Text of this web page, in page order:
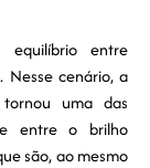
equilíbrio entre
Nesse cenário, a
uma das
entre o brilho
são, ao mesmo